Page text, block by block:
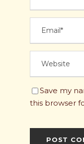
Save my
this browser